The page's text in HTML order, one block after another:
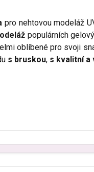
pro nehtovou modeláž
populárních
oblíbené pro svoji
s bruskou,s kvalitní a